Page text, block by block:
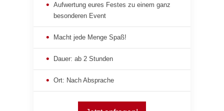
Aufwertung eures Festes zu einem ganz
besonderen Event
Macht jede Menge Spaß!
Dauer: ab 2 Stunden
Ort: Nach Absprache